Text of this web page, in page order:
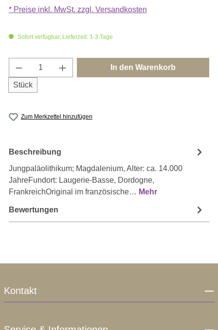
* Preise inkl. MwSt. zzgl. Versandkosten
Sofort verfügbar, Lieferzeit: 1-3 Tage
Produkt Anzahl: Gib den gewünschten
Stück
In den Warenkorb
Zum Merkzettel hinzufügen
Beschreibung
Jungpaläolithikum; Magdalenium, Alter: ca. 14.000
JahreFundort: Laugerie-Basse, Dordogne,
FrankreichOriginal im französische… Mehr
Bewertungen
Kontakt